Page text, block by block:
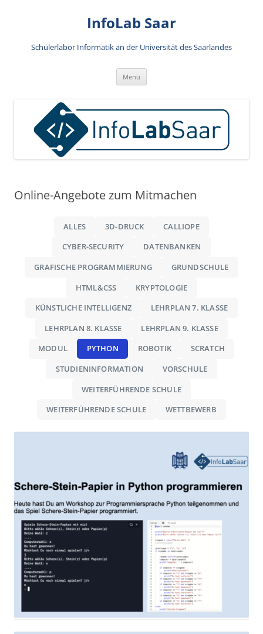
InfoLab Saar
Schülerlabor Informatik an der Universität des Saarlandes
Menü
Online-Angebote zum Mitmachen
ALLES 3D-DRUCK CALLIOPE
CYBER-SECURITY DATENBANKEN
GRAFISCHE PROGRAMMIERUNG GRUNDSCHULE
HTML&CSS KRYPTOLOGIE
KÜNSTLICHE INTELLIGENZ LEHRPLAN 7. KLASSE
LEHRPLAN 8. KLASSE LEHRPLAN 9. KLASSE
MODUL PYTHON ROBOTIK SCRATCH
STUDIENINFORMATION VORSCHULE
WEITERFÜHRENDE SCHULE
WEITERFÜHRENDE SCHULE WETTBEWERB